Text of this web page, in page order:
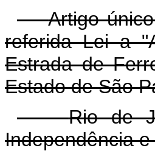
Artigo
referida Lei a
Estrada de
Estado de São
Rio de
Independência